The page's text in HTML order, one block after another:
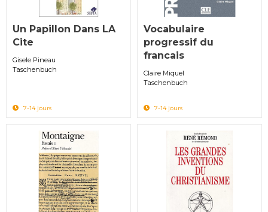
Un Papillon Dans LA
Cite
Gisele Pineau
Taschenbuch
7-14 jours
Vocabulaire
progressif du
francais
Claire Miquel
Taschenbuch
7-14 jours